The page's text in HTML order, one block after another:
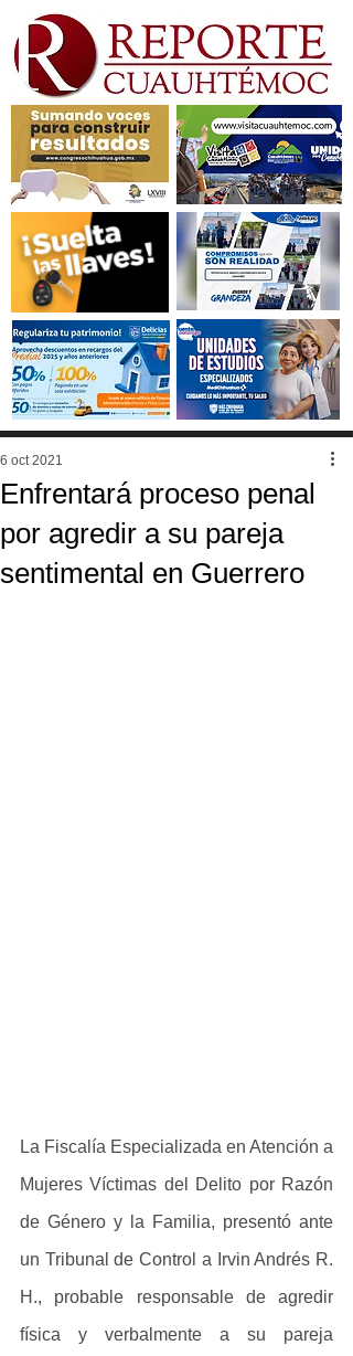
Enfrentará proceso penal
por agredir a su pareja
sentimental en Guerrero
6 oct 2021
La Fiscalía Especializada en Atención a
Mujeres Víctimas del Delito por Razón
de Género y la Familia, presentó ante
un Tribunal de Control a Irvin Andrés R.
H., probable responsable de agredir
física y verbalmente a su pareja